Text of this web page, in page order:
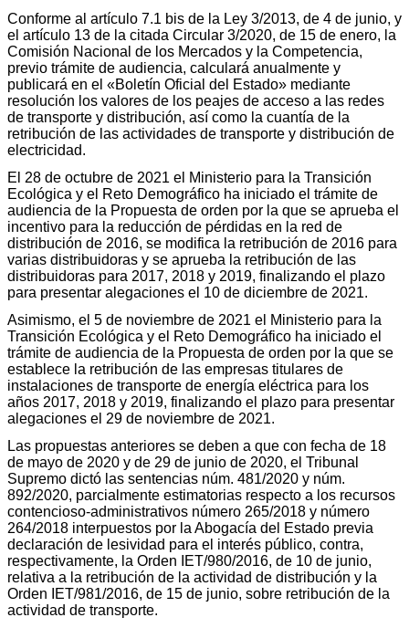
Conforme al artículo 7.1 bis de la Ley 3/2013, de 4 de junio, y
el artículo 13 de la citada Circular 3/2020, de 15 de enero, la
Comisión Nacional de los Mercados y la Competencia,
previo trámite de audiencia, calculará anualmente y
publicará en el «Boletín Oficial del Estado» mediante
resolución los valores de los peajes de acceso a las redes
de transporte y distribución, así como la cuantía de la
retribución de las actividades de transporte y distribución de
electricidad.
El 28 de octubre de 2021 el Ministerio para la Transición
Ecológica y el Reto Demográfico ha iniciado el trámite de
audiencia de la Propuesta de orden por la que se aprueba el
incentivo para la reducción de pérdidas en la red de
distribución de 2016, se modifica la retribución de 2016 para
varias distribuidoras y se aprueba la retribución de las
distribuidoras para 2017, 2018 y 2019, finalizando el plazo
para presentar alegaciones el 10 de diciembre de 2021.
Asimismo, el 5 de noviembre de 2021 el Ministerio para la
Transición Ecológica y el Reto Demográfico ha iniciado el
trámite de audiencia de la Propuesta de orden por la que se
establece la retribución de las empresas titulares de
instalaciones de transporte de energía eléctrica para los
años 2017, 2018 y 2019, finalizando el plazo para presentar
alegaciones el 29 de noviembre de 2021.
Las propuestas anteriores se deben a que con fecha de 18
de mayo de 2020 y de 29 de junio de 2020, el Tribunal
Supremo dictó las sentencias núm. 481/2020 y núm.
892/2020, parcialmente estimatorias respecto a los recursos
contencioso-administrativos número 265/2018 y número
264/2018 interpuestos por la Abogacía del Estado previa
declaración de lesividad para el interés público, contra,
respectivamente, la Orden IET/980/2016, de 10 de junio,
relativa a la retribución de la actividad de distribución y la
Orden IET/981/2016, de 15 de junio, sobre retribución de la
actividad de transporte.